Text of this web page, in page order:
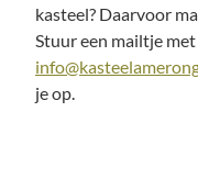
kasteel? Daarvoor
Stuur een mailtje met
je op.